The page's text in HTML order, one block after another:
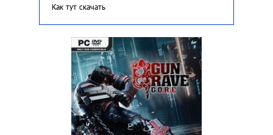
Как тут скачать